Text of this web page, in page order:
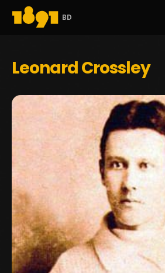
BD
Leonard Crossley